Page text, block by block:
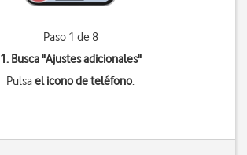
Paso 1 de 8
1. Busca "Ajustes adicionales"
Pulsael icono de teléfono.